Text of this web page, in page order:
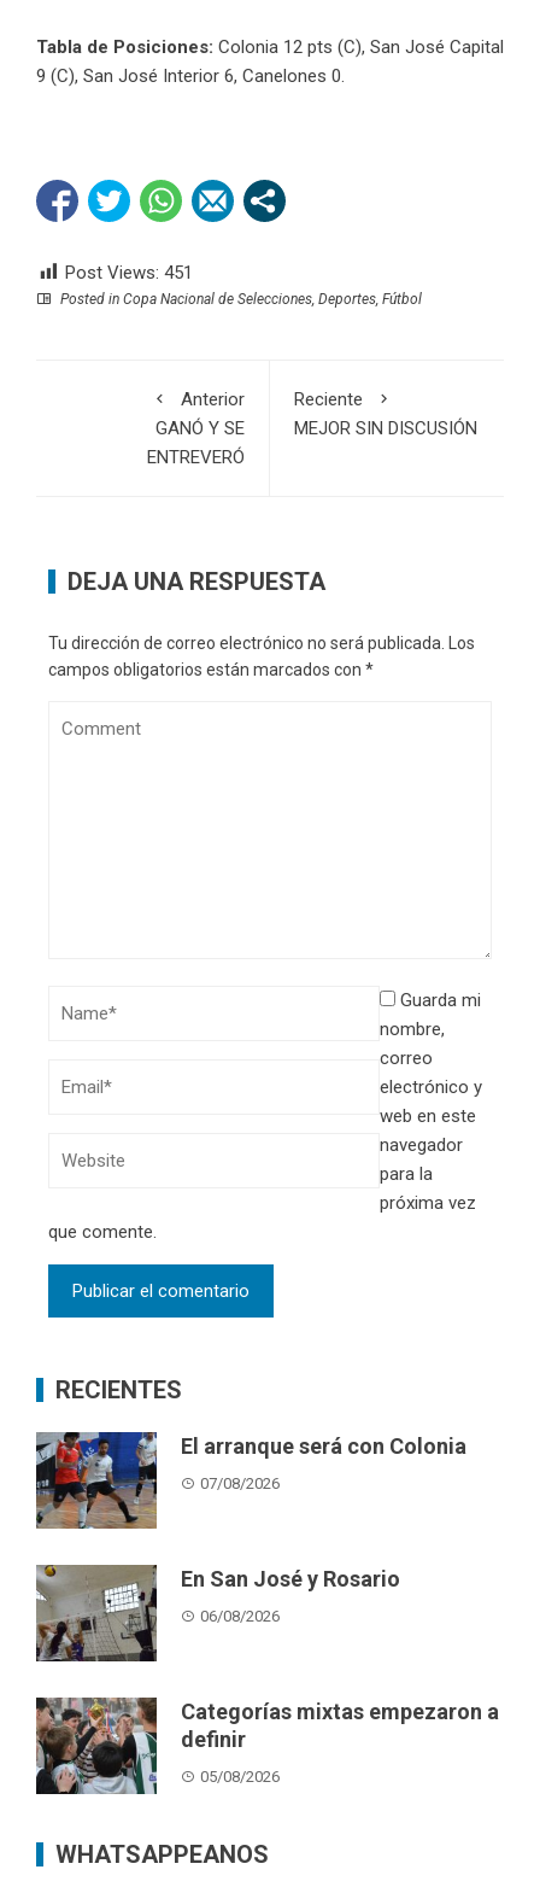
Tabla de Posiciones: Colonia 12 pts (C), San José Capital
9 (C), San José Interior 6, Canelones 0.
Post Views: 451
Posted in Copa Nacional de Selecciones Deportes Fútbol
Anterior
GANÓ Y SE
ENTREVERÓ
Reciente
MEJOR SIN DISCUSIÓN
DEJA UNA RESPUESTA
Tu dirección de correo electrónico no será publicada. Los
campos obligatorios están marcados con *
Guarda mi
nombre,
correo
electrónico y
web en este
navegador
para la
próxima vez
que comente.
RECIENTES
El arranque será con Colonia
07/08/2026
En San José y Rosario
06/08/2026
Categorías mixtas empezaron a
definir
05/08/2026
WHATSAPPEANOS